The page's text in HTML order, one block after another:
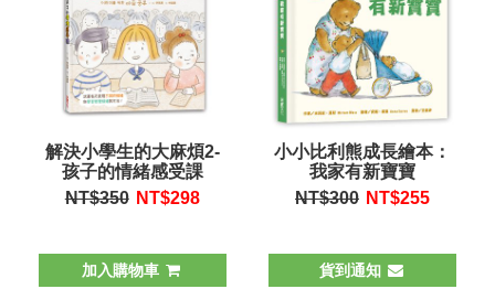
解決小學生的大麻煩2-
孩子的情緒感受課
NT$350 NT$298
加入購物車
小小比利熊成長繪本：
我家有新寶寶
NT$300 NT$255
貨到通知